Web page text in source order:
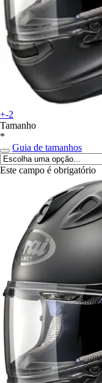
+-2
Tamanho
*
Guia de tamanhos
Este campo é obrigatório